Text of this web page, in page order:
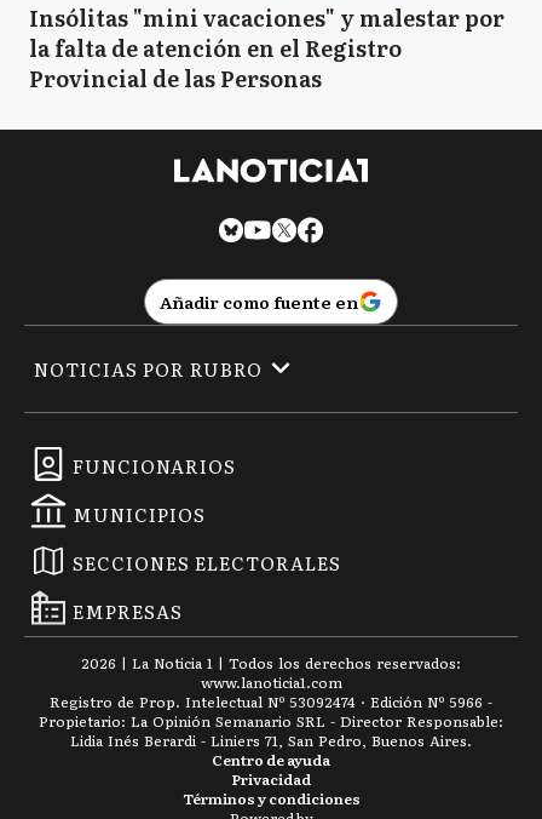
Insólitas "mini vacaciones" y malestar por
la falta de atención en el Registro
Provincial de las Personas
Añadir como fuente en
FUNCIONARIOS
MUNICIPIOS
SECCIONES ELECTORALES
EMPRESAS
NOTICIAS POR RUBRO
2026 | La Noticia 1 | Todos los derechos reservados:
www.lanoticia1.com
Registro de Prop. Intelectual Nº 53092474 · Edición Nº 5966 -
Propietario: La Opinión Semanario SRL - Director Responsable:
Lidia Inés Berardi - Liniers 71, San Pedro, Buenos Aires.
Términos y condiciones
Privacidad
Centro de ayuda